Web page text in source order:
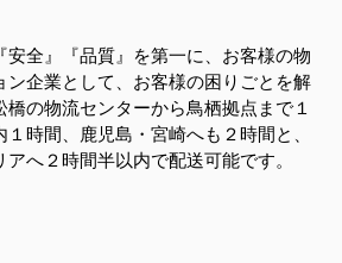
安全』『品質』を第一に、お客様の物
ン企業として、お客様の困りごとを解
の物流センターから鳥栖拠点まで１
１時間、鹿児島・宮崎へも２時間と、